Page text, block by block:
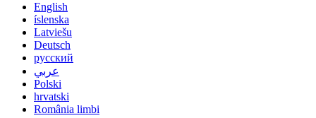
English
íslenska
Latviešu
Deutsch
русский
عربي
Polski
hrvatski
România limbi